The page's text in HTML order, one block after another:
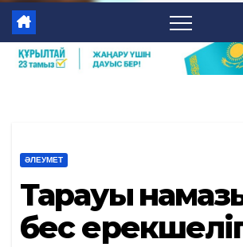
ӘЛЕУМЕТ
Тарауық
бес